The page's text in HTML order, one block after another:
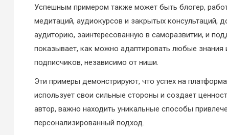
Успешным примером также может быть блогер,
медитаций, аудиокурсов и закрытых консультаций,
аудиторию, заинтересованную в саморазвитии, и
показывает, как можно адаптировать любые знания
подписчиков, независимо от ниши.
Эти примеры демонстрируют, что успех на
использует свои сильные стороны и создает
автор, важно находить уникальные способы
персонализированный подход.